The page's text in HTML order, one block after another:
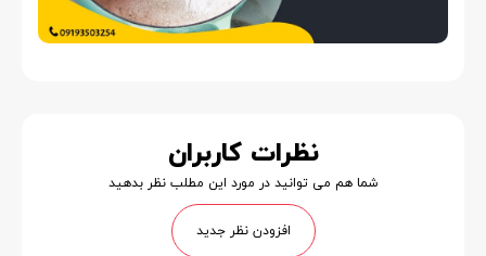
نظرات کاربران
شما هم می توانید در مورد این مطلب نظر بدهید
افزودن نظر جدید